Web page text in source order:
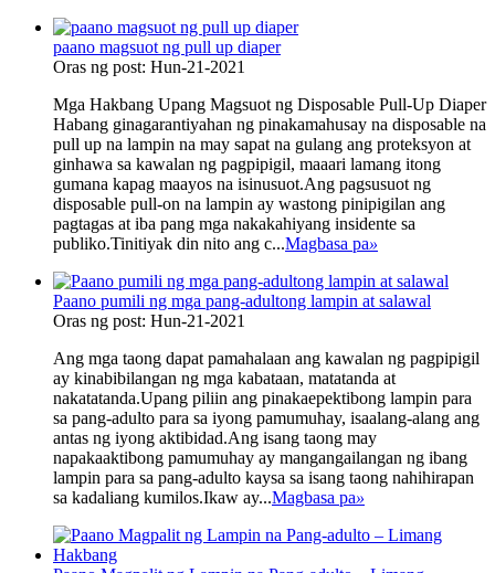
paano magsuot ng pull up diaper
Oras ng post: Hun-21-2021
Mga Hakbang Upang Magsuot ng Disposable Pull-Up Diaper
Habang ginagarantiyahan ng pinakamahusay na disposable na
pull up na lampin na may sapat na gulang ang proteksyon at
ginhawa sa kawalan ng pagpipigil, maaari lamang itong
gumana kapag maayos na isinusuot.Ang pagsusuot ng
disposable pull-on na lampin ay wastong pinipigilan ang
pagtagas at iba pang mga nakakahiyang insidente sa
publiko.Tinitiyak din nito ang c...Magbasa pa»
Paano pumili ng mga pang-adultong lampin at salawal
Oras ng post: Hun-21-2021
Ang mga taong dapat pamahalaan ang kawalan ng pagpipigil
ay kinabibilangan ng mga kabataan, matatanda at
nakatatanda.Upang piliin ang pinakaepektibong lampin para
sa pang-adulto para sa iyong pamumuhay, isaalang-alang ang
antas ng iyong aktibidad.Ang isang taong may
napakaaktibong pamumuhay ay mangangailangan ng ibang
lampin para sa pang-adulto kaysa sa isang taong nahihirapan
sa kadaliang kumilos.Ikaw ay...Magbasa pa»